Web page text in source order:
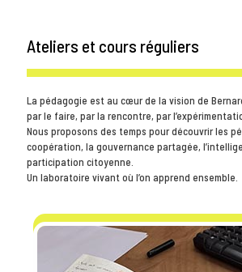
Ateliers et cours réguliers
La pédagogie est au cœur de la vision de
par le faire, par la rencontre, par
Nous proposons des temps pour découvrir les
coopération, la gouvernance partagée,
participation citoyenne.
Un laboratoire vivant où l’on apprend ensemble.